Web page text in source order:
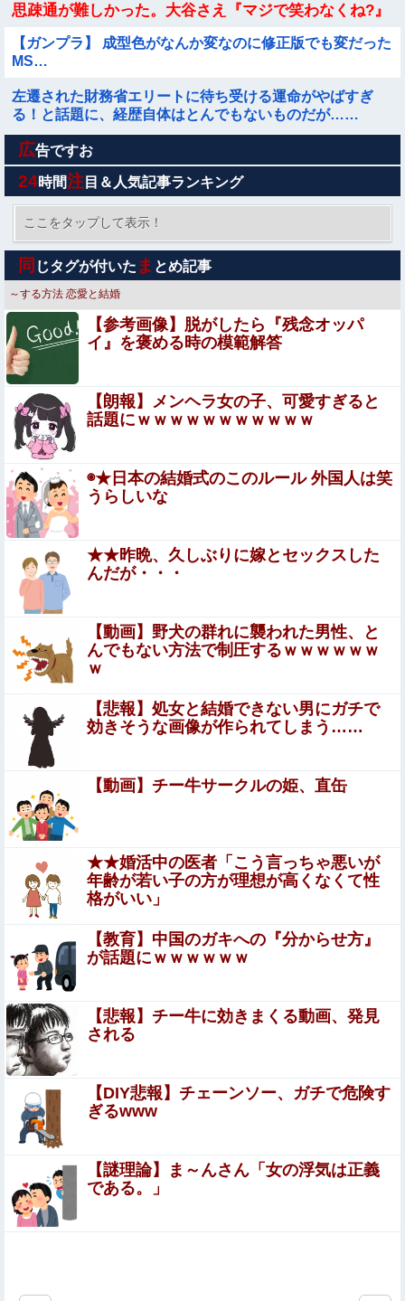
思疎通が難しかった。大谷さえ『マジで笑わなくね?』
【ガンプラ】 成型色がなんか変なのに修正版でも変だった
MS…
左遷された財務省エリートに待ち受ける運命がやばすぎ
る！と話題に、経歴自体はとんでもないものだが……
会社「辞めたいなら辞めろ。お前の代わりはいくらでもい
る」→結果ｗｗｗｗｗｗｗｗｗ
【画像】 ミニスカートで脚立にのるＯＬさんｗｗｗｗｗ
多田成美アナ、ポロシャツお●ぱいからピンク色ブラ見え
過ぎ最高！
【シコ注意】 俺氏、スナック一人で飲みしてたOL(35)に
ホテルで乳首を吸われた結果ｗｗｗｗｗｗｗｗｗｗｗ
【画像】 キャミイの18万円の最新フィギュア、ガチで作
り込みがエグすぎる
インドネシアで日本の漫画やアニメにちなんだ名付け流行
「うずまき」や「ナルト」、「のび太」に「ルフィ」…
【腹筋崩壊】見た瞬間吹いた画像を貼っていくスレｗ
ｗｗｗ
外国人「2002年W杯は?」韓国サッカーに衝撃的不祥事！
W杯予選でレフリーへの性的接待発覚！海外騒然！【海外
の反応】
インドの暴走族、レベルが違いすぎて草ｗｗｗｗｗｗｗｗ
ｗｗｗｗｗｗ
巨乳面接官「ぼ●き能力に問題は無さそうですね♥️次は強度
を検査します♥️射精したくなったら我慢せず出してくださ
い♥️」社長専属性欲処理係に合格した件♥️????♥️
【閲覧注意】タイの中学校で銃乱射事件が発生。
男子生徒が教師5人を殺すヤバすぎる動画が話題
に
【動画】急病人？横須賀の国道16号でおかしな事故が撮影
される。
【日向坂46】運動神経良い人と悪い人の対比をご覧くださ
い…他
たのか、過去一級の低俗な「支持率下げてやる」記事を配
信してしまう 想像の10倍低俗
【悲報】粗品、永久追放ｗｗｗｗｗｗｗｗｗｗｗｗｗｗｗ
（証拠あり）
スッポン解体動画を見る彼女「美味しそう♪」→俺「生き
たまま捌かれて可哀想だろ！サイコパスか？」←お前らど
っち？
【画像】佐倉綾音(32)、自分のシコポイントに気がつくｗ
ｗｗｗｗｗｗｗｗｗ
女性の口の中に垂らすと30分間ヨダレが止まらなくなるオ
イルの紹介動画、普通にエロすぎる
【閲覧注意】タイの中学校で銃乱射事件が発生。男子生徒
が教師5人を殺すヤバすぎる動画が話題に
【画像】20年前のAV、キチガイすぎるwwwwww
【原神】やっぱ原神に課金するのが正解だよな
広告ですお
24時間注 目＆人気記事ランキング
ここをタップして表示！
同 じタグが付いた ま とめ記事
～する方法 恋愛と結婚
【参考画像】脱がしたら『残念オッパ
イ』を褒める時の模範解答
【朗報】メンヘラ女の子、可愛すぎると
話題にｗｗｗｗｗｗｗｗｗｗｗ
◉★日本の結婚式のこのルール 外国人は笑
うらしいな
★★昨晩、久しぶりに嫁とセックスした
んだが・・・
【動画】野犬の群れに襲われた男性、と
んでもない方法で制圧するｗｗｗｗｗｗ
ｗ
【悲報】処女と結婚できない男にガチで
効きそうな画像が作られてしまう……
【動画】チー牛サークルの姫、直缶
★★婚活中の医者「こう言っちゃ悪いが
年齢が若い子の方が理想が高くなくて性
格がいい」
【教育】中国のガキへの『分からせ方』
が話題にｗｗｗｗｗｗ
【悲報】チー牛に効きまくる動画、発見
される
【DIY悲報】チェーンソー、ガチで危険す
ぎるwww
【謎理論】ま～んさん「女の浮気は正義
である。」